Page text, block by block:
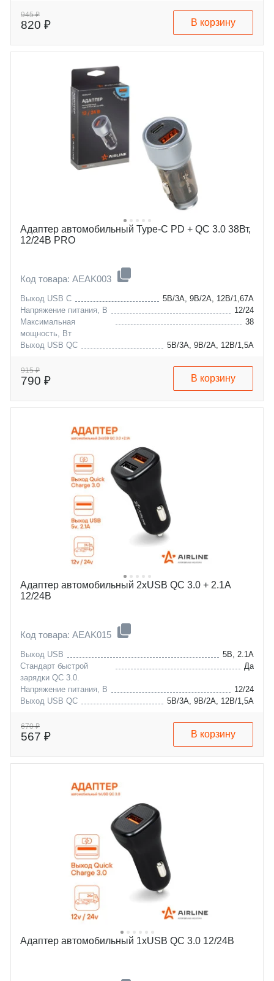
945 ₽
820 ₽ В корзину
Адаптер автомобильный Type-C PD + QC 3.0 38Вт,
12/24В PRO
Код товара: AEAK003
Выход USB C
5В/3А, 9В/2А, 12В/1,67А
Напряжение питания, В
12/24
Максимальная
мощность, Вт
38
Выход USB QC 5В/3А, 9В/2А, 12В/1,5А
915 ₽
790 ₽ В корзину
Адаптер автомобильный 2хUSB QC 3.0 + 2.1А
12/24В
Код товара: AEAK015
Выход USB
5В, 2.1А
Стандарт быстрой
зарядки QC 3.0.
Да
Напряжение питания, В
12/24
Выход USB QC
5В/3А, 9В/2А, 12В/1,5А
670 ₽
567 ₽ В корзину
Адаптер автомобильный 1хUSB QC 3.0 12/24В